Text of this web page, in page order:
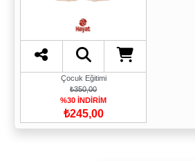
Çocuk Eğitimi
₺350,00
%30 İNDİRİM
₺245,00